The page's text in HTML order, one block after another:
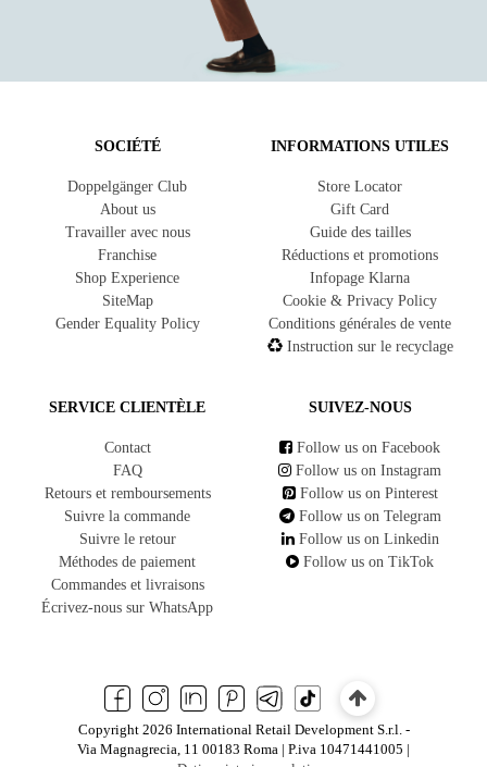
SOCIÉTÉ
Doppelgänger Club
About us
Travailler avec nous
Franchise
Shop Experience
SiteMap
Gender Equality Policy
INFORMATIONS UTILES
Store Locator
Gift Card
Guide des tailles
Réductions et promotions
Infopage Klarna
Cookie & Privacy Policy
Conditions générales de vente
Instruction sur le recyclage
SERVICE CLIENTÈLE
Contact
FAQ
Retours et remboursements
Suivre la commande
Suivre le retour
Méthodes de paiement
Commandes et livraisons
Écrivez-nous sur WhatsApp
SUIVEZ-NOUS
Follow us on Facebook
Follow us on Instagram
Follow us on Pinterest
Follow us on Telegram
Follow us on Linkedin
Follow us on TikTok
Copyright 2026 International Retail Development S.r.l. -
Via Magnagrecia, 11 00183 Roma | P.iva 10471441005 |